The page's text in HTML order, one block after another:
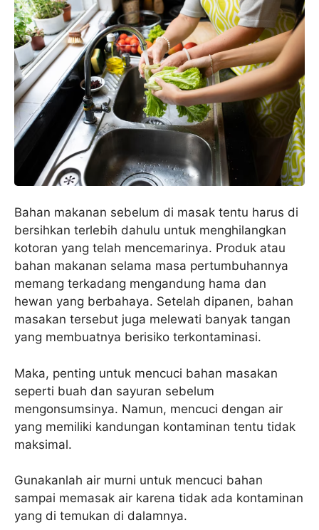
Bahan makanan sebelum di masak tentu harus di
bersihkan terlebih dahulu untuk menghilangkan
kotoran yang telah mencemarinya. Produk atau
bahan makanan selama masa pertumbuhannya
memang terkadang mengandung hama dan
hewan yang berbahaya. Setelah dipanen, bahan
masakan tersebut juga melewati banyak tangan
yang membuatnya berisiko terkontaminasi.
Maka, penting untuk mencuci bahan masakan
seperti buah dan sayuran sebelum
mengonsumsinya. Namun, mencuci dengan air
yang memiliki kandungan kontaminan tentu tidak
maksimal.
Gunakanlah air murni untuk mencuci bahan
sampai memasak air karena tidak ada kontaminan
yang di temukan di dalamnya.